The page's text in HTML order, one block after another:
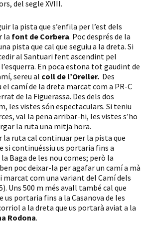
del segle XVIII.
la pista que s’enfila per l’est dels
la font de Corbera. Poc després de la
pista que cal que seguiu a la dreta. Si
al Santuari fent ascendint pel
En poca estona tot gaudint de
sereu al coll de l’Oreller. Des
el camí de la dreta marcat com a PR-C
de la Figuerassa. Des dels dos
les vistes són espectaculars. Si teniu
val la pena arribar-hi, les vistes s’ho
la ruta una mitja hora.
la ruta cal continuar per la pista que
si continuéssiu us portaria fins a
Baga de les nou comes; però la
poc deixar-la per agafar un camí a mà
marcat com una variant del Camí dels
Uns 500 m més avall també cal que
us portaria fins a la Casanova de les
a la dreta que us portarà aviat a la
Rodona.